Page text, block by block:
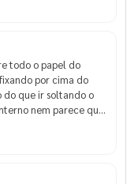
todo o papel do
por cima do
do que ir soltando o
nem parece que
de luminosidade.